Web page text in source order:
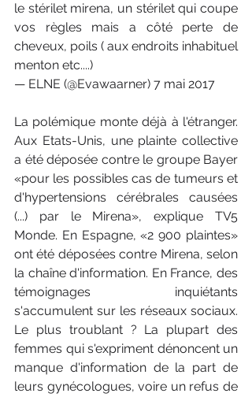
le stérilet mirena, un stérilet qui coupe
vos règles mais a côté perte de
cheveux, poils ( aux endroits inhabituel
menton etc....)
— ELNE (@Evawaarner) 7 mai 2017
La polémique monte déjà à l'étranger.
Aux Etats-Unis, une plainte collective
a été déposée contre le groupe Bayer
«pour les possibles cas de tumeurs et
d'hypertensions cérébrales causées
(...) par le Mirena», explique TV5
Monde. En Espagne, «2 900 plaintes»
ont été déposées contre Mirena, selon
la chaîne d'information. En France, des
témoignages inquiétants
s'accumulent sur les réseaux sociaux.
Le plus troublant ? La plupart des
femmes qui s'expriment dénoncent un
manque d'information de la part de
leurs gynécologues, voire un refus de